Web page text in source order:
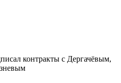
контракты с Дергачёвым,